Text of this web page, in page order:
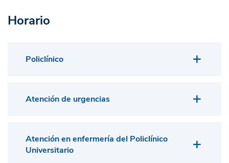
Horario
Policlínico
Atención de urgencias
Atención en enfermería del Policlínico
Universitario